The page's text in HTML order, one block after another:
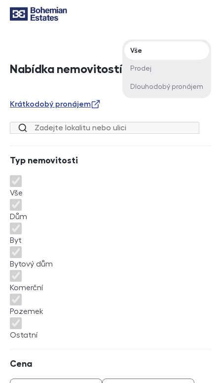
Nabídka nemovitostí
Typ nabídky
Vše
Prodej
Dlouhodobý pronájem
Krátkodobý pronájem
Lokalita nebo ulice
Typ nemovitosti
Typ nemovitosti
Vše
Dům
Byt
Bytový dům
Komerční
Pozemek
Ostatní
Cena